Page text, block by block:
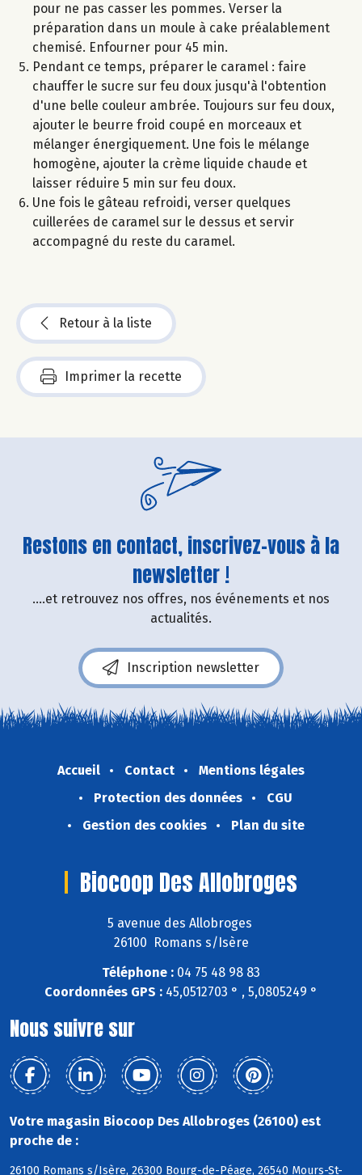
pour ne pas casser les pommes. Verser la
préparation dans un moule à cake préalablement
chemisé. Enfourner pour 45 min.
Pendant ce temps, préparer le caramel : faire
chauffer le sucre sur feu doux jusqu'à l'obtention
d'une belle couleur ambrée. Toujours sur feu doux,
ajouter le beurre froid coupé en morceaux et
mélanger énergiquement. Une fois le mélange
homogène, ajouter la crème liquide chaude et
laisser réduire 5 min sur feu doux.
Une fois le gâteau refroidi, verser quelques
cuillerées de caramel sur le dessus et servir
accompagné du reste du caramel.
Retour à la liste
Imprimer la recette
Restons en contact, inscrivez-vous à la
newsletter !
....et retrouvez nos offres, nos événements et nos
actualités.
Inscription newsletter
Accueil Contact
Mentions légales
Protection des données
CGU
Gestion des cookies
Plan du site
Biocoop Des Allobroges
5 avenue des Allobroges
26100 Romans s/Isère
Téléphone : 04 75 48 98 83
Coordonnées GPS : 45,0512703 ° , 5,0805249 °
Nous suivre sur
Votre magasin Biocoop Des Allobroges (26100) est
proche de :
26100 Romans s/Isère, 26300 Bourg-de-Péage, 26540 Mours-St-